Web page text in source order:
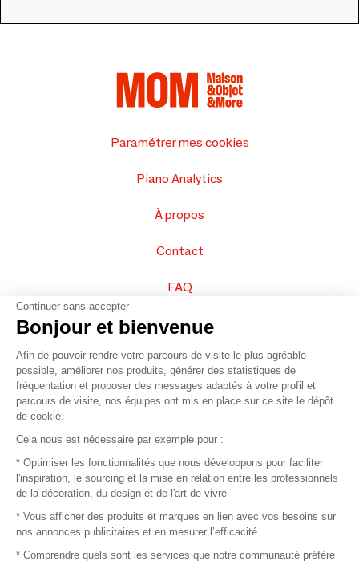
Paramétrer mes cookies
Piano Analytics
À propos
Contact
FAQ
Vendez vos produits
Plan du site
© 2016 –Organisation SAFI
Recrutement
Continuer sans accepter
Bonjour et bienvenue
Afin de pouvoir rendre votre parcours de visite le plus agréable
possible, améliorer nos produits, générer des statistiques de
fréquentation et proposer des messages adaptés à votre profil et
parcours de visite, nos équipes ont mis en place sur ce site le dépôt
de cookie.
Cela nous est nécessaire par exemple pour :
* Optimiser les fonctionnalités que nous développons pour faciliter
l'inspiration, le sourcing et la mise en relation entre les professionnels
de la décoration, du design et de l'art de vivre
* Vous afficher des produits et marques en lien avec vos besoins sur
nos annonces publicitaires et en mesurer l’efficacité
* Comprendre quels sont les services que notre communauté préfère